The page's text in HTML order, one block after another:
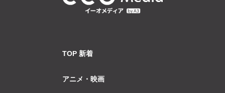
TOP 新着
アニメ・映画